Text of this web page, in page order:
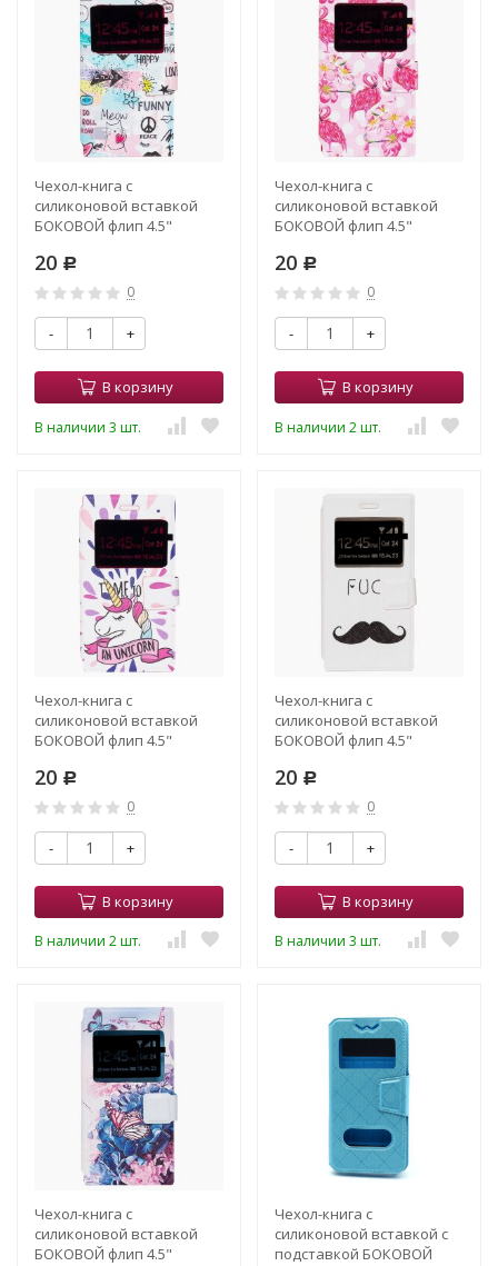
Чехол-книга с
силиконовой вставкой
БОКОВОЙ флип 4.5"
20 Р
0
- +
В корзину
В наличии 3 шт.
Чехол-книга с
силиконовой вставкой
БОКОВОЙ флип 4.5"
20 Р
0
- +
В корзину
В наличии 2 шт.
Чехол-книга с
силиконовой вставкой
БОКОВОЙ флип 4.5"
20 Р
0
- +
В корзину
В наличии 2 шт.
Чехол-книга с
силиконовой вставкой
БОКОВОЙ флип 4.5"
20 Р
0
- +
В корзину
В наличии 3 шт.
Чехол-книга с
силиконовой вставкой
БОКОВОЙ флип 4.5"
Чехол-книга с
силиконовой вставкой с
подставкой БОКОВОЙ